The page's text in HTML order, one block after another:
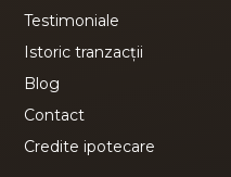
Testimoniale
Istoric tranzacții
Blog
Contact
Credite ipotecare